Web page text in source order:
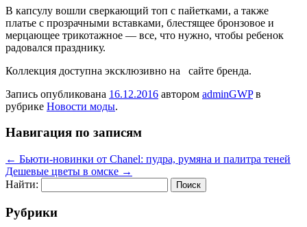
В капсулу вошли сверкающий топ с пайетками, а также
платье с прозрачными вставками, блестящее бронзовое и
мерцающее трикотажное — все, что нужно, чтобы ребенок
радовался празднику.
Коллекция доступна эксклюзивно на сайте бренда.
Запись опубликована 16.12.2016 автором adminGWPв
рубрике Новости моды.
Навигация по записям
← Бьюти-новинки от Chanel: пудра, румяна и палитра теней
Дешевые цветы в омске →
Найти:
Рубрики